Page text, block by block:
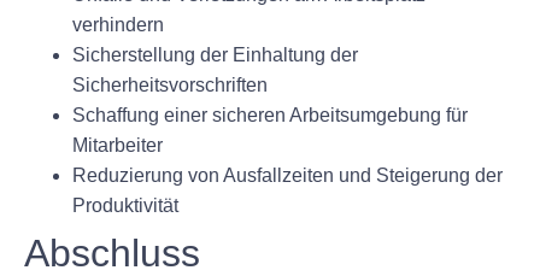
verhindern
Sicherstellung der Einhaltung der
Sicherheitsvorschriften
Schaffung einer sicheren Arbeitsumgebung für
Mitarbeiter
Reduzierung von Ausfallzeiten und Steigerung der
Produktivität
Abschluss